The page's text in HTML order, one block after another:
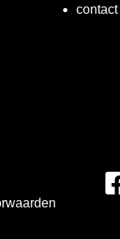
contact